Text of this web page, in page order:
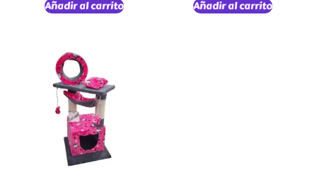
Añadir al carrito Añadir al carrito